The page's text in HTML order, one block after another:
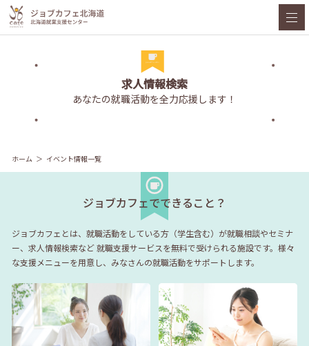
求人情報検索
あなたの就職活動を全力応援します！
ホーム イベント情報一覧
ジョブカフェでできること？
ジョブカフェとは、就職活動をしている方（学生含む）が就職相談やセミナ
ー、求人情報検索など就職支援サービスを無料で受けられる施設です。様々
な支援メニューを用意し、みなさんの就職活動をサポートします。